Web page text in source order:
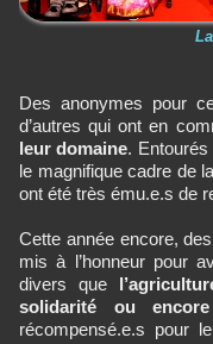
Des anonymes pour
d’autres qui ont en
leur domaine.
le magnifique cadre de la
ont été très ému.e.s de
Cette année encore,
mis à l’honneur pour
divers que
solidarité ou
récompensé.e.s pour